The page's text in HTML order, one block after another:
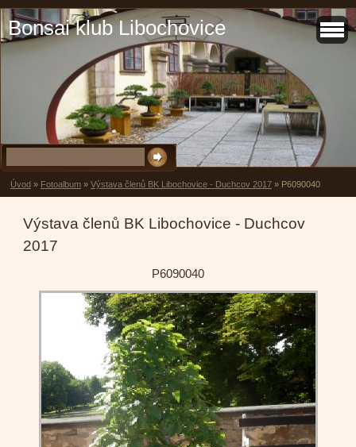
Bonsai klub Libochovice
Úvod » Fotoalbum » Výstava členů BK Libochovice - Duchcov 2017 » P6090040
Výstava členů BK Libochovice - Duchcov
2017
P6090040